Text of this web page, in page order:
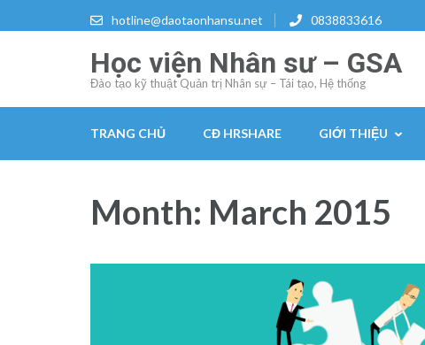
to
Enter)
hotline@daotaonhansu.net 0838833616
Học viện Nhân sư – GSA
Đào tạo kỹ thuật Quản trị Nhân sự – Tái tạo, Hệ thống
TRANG CHỦ CĐ HRSHARE GIỚI THIỆU
Month: March 2015